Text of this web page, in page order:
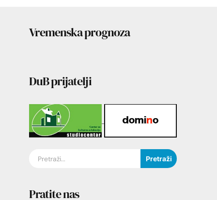
Vremenska prognoza
DuB prijatelji
Pretraži
Pratite nas